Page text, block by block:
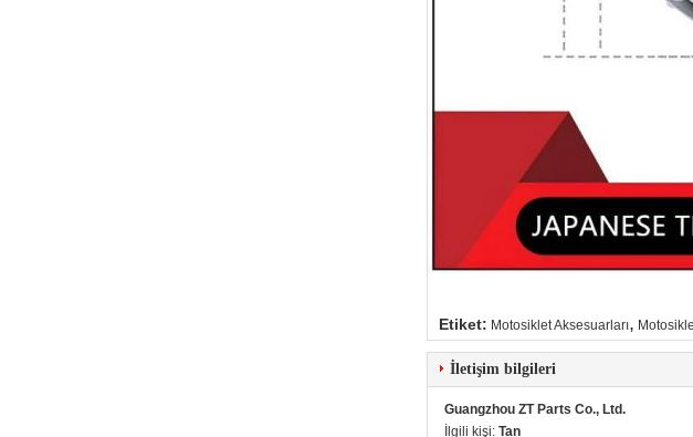
Etiket: Motosiklet Aksesuarları,
İletişim bilgileri
Guangzhou ZT Parts Co., Ltd.
İlgili kişi: Tan